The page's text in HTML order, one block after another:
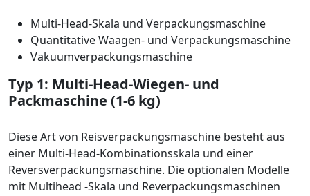
Multi-Head-Skala und Verpackungsmaschine
Quantitative Waagen- und Verpackungsmaschine
Vakuumverpackungsmaschine
Typ 1: Multi-Head-Wiegen- und
Packmaschine (1-6 kg)
Diese Art von Reisverpackungsmaschine besteht aus
einer Multi-Head-Kombinationsskala und einer
Reversverpackungsmaschine. Die optionalen Modelle
mit Multihead -Skala und Reverpackungsmaschinen